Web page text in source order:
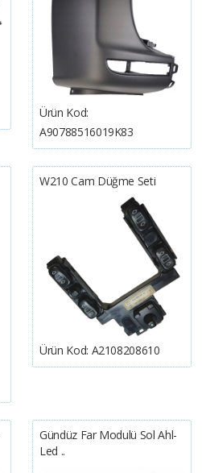
Ürün Kod:
A90788516019K83
W210 Cam Düğme Seti
Ürün Kod: A2108208610
Gündüz Far Modulü Sol Ahl-
Led ..